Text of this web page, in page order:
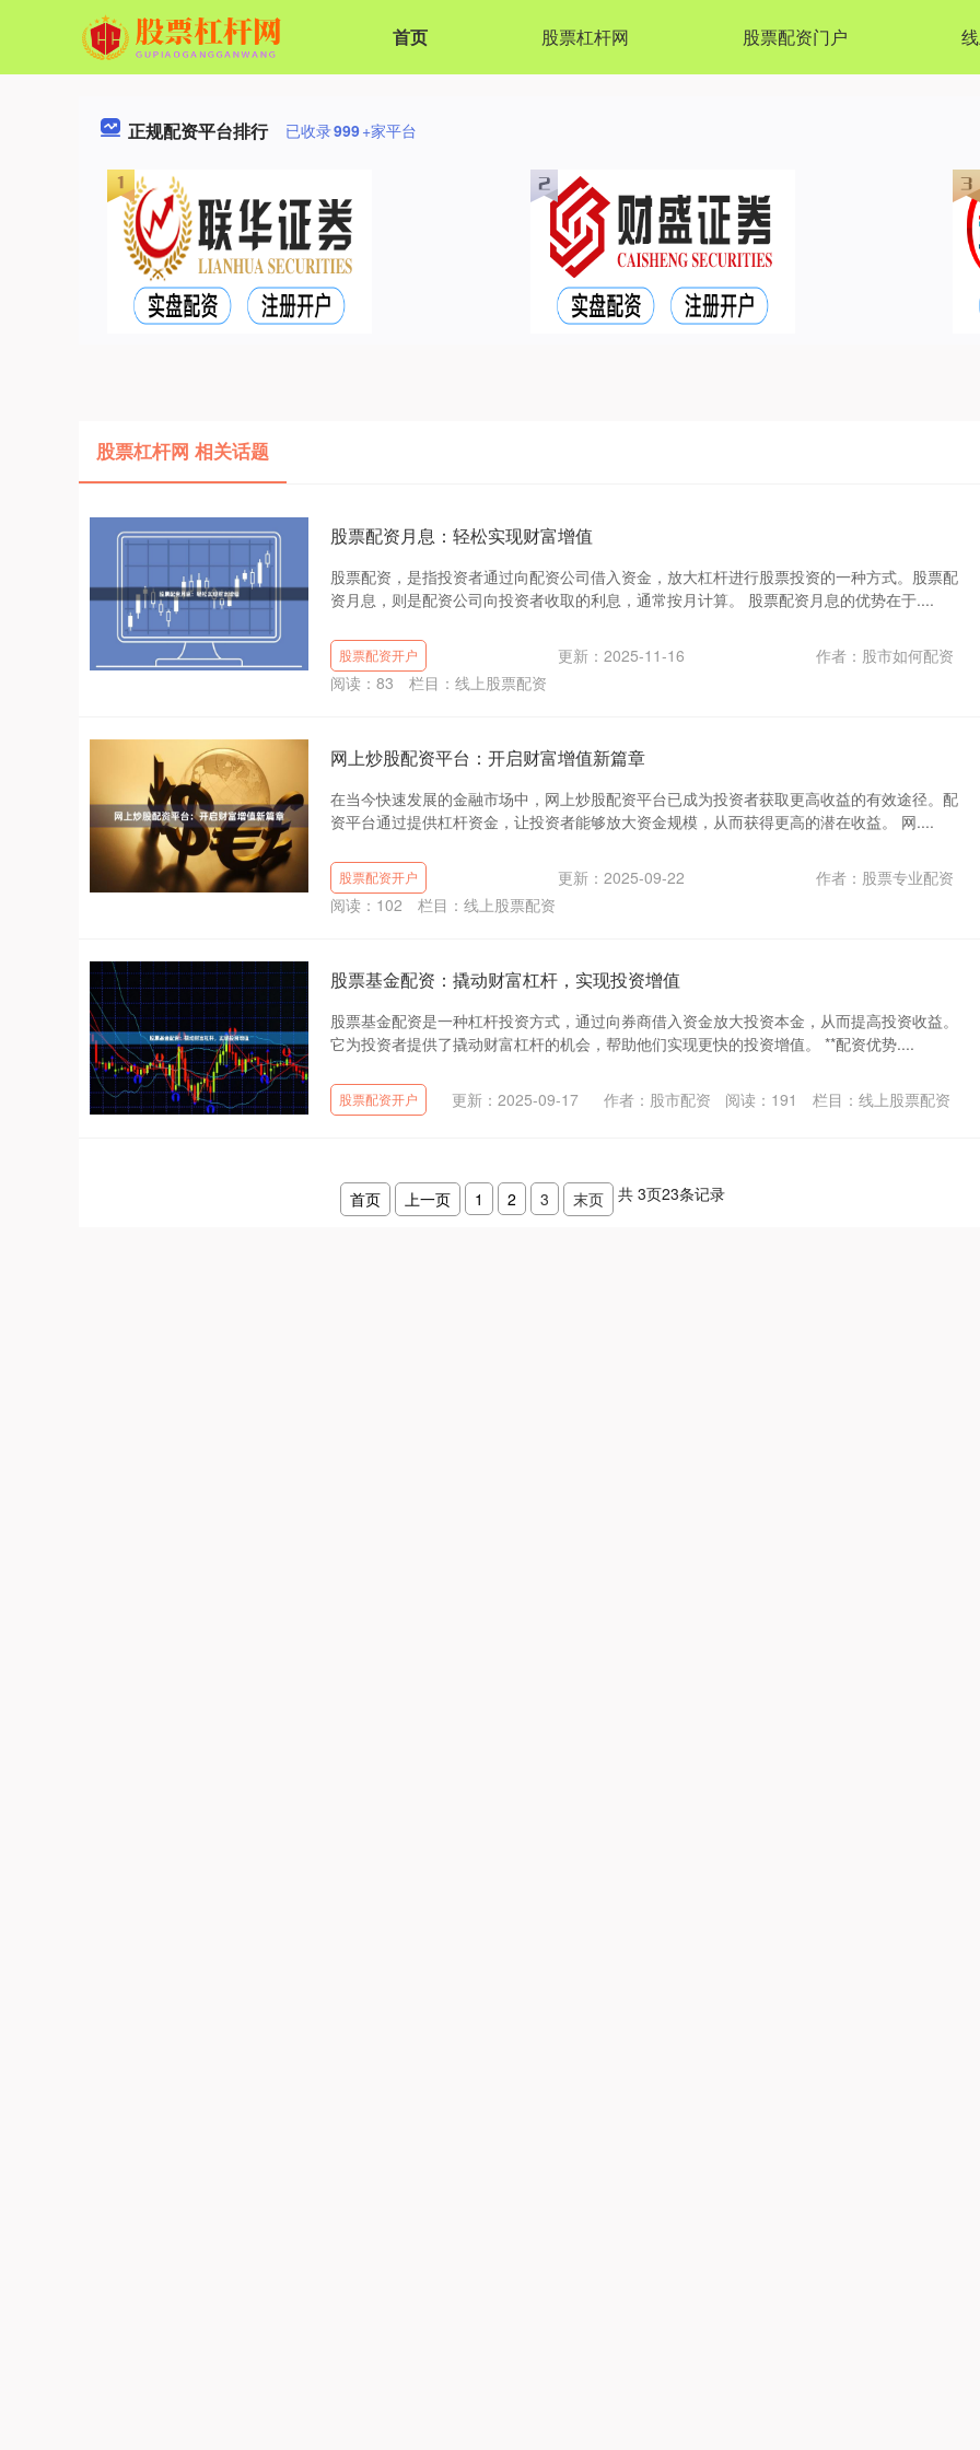
首页 股票杠杆网 股票配资门户
正规配资平台排行 已收录999+家平台
股票杠杆网 相关话题
股票配资月息：轻松实现财富增值
股票配资，是指投资者通过向配资公司借入资金，放大杠杆进行股票投资的一种方式。股票配
资月息，则是配资公司向投资者收取的利息，通常按月计算。 股票配资月息的优势在于....
股票配资开户 更新：2025-11-16
作者：股市如何配资
阅读： 83 栏目： 线上股票配资
网上炒股配资平台：开启财富增值新篇章
在当今快速发展的金融市场中，网上炒股配资平台已成为投资者获取更高收益的有效途径。配
资平台通过提供杠杆资金，让投资者能够放大资金规模，从而获得更高的潜在收益。 网....
股票配资开户 更新：2025-09-22
作者：股票专业配资
阅读： 102 栏目： 线上股票配资
股票基金配资：撬动财富杠杆，实现投资增值
股票基金配资是一种杠杆投资方式，通过向券商借入资金放大投资本金，从而提高投资收益。
它为投资者提供了撬动财富杠杆的机会，帮助他们实现更快的投资增值。 **配资优势....
股票配资开户 更新：2025-09-17 作者：股市配资 阅读： 191 栏目： 线上股票配资
首页 上一页 1 2 3 末页 共 3页23条记录